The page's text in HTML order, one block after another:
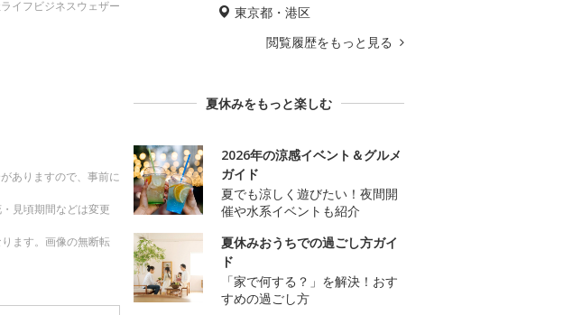
イフビジネスウェザー
ありますので、事前に
見頃期間などは変更
ます。画像の無断転
東京都・港区
閲覧履歴をもっと見る
夏休みをもっと楽しむ
2026年の涼感イベント＆グルメ
ガイド
夏でも涼しく遊びたい！夜間開
催や水系イベントも紹介
夏休みおうちでの過ごし方ガイ
ド
「家で何する？」を解決！おす
すめの過ごし方